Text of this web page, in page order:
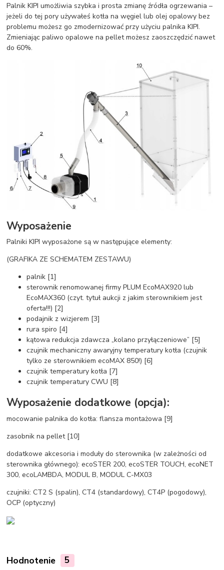
Palnik KIPI umożliwia szybka i prosta zmianę źródła ogrzewania –
jeżeli do tej pory używałeś kotła na węgiel lub olej opalowy bez
problemu możesz go zmodernizować przy użyciu palnika KIPI.
Zmieniając paliwo opalowe na pellet możesz zaoszczędzić nawet
do 60%.
Wyposażenie
Palniki KIPI wyposażone są w następujące elementy:
(GRAFIKA ZE SCHEMATEM ZESTAWU)
palnik [1]
sterownik renomowanej firmy PLUM EcoMAX920 lub
EcoMAX360 (czyt. tytuł aukcji z jakim sterownikiem jest
oferta!!!) [2]
podajnik z wizjerem [3]
rura spiro [4]
kątowa redukcja zdawcza „kolano przyłączeniowe” [5]
czujnik mechaniczny awaryjny temperatury kotła (czujnik
tylko ze sterownikiem ecoMAX 850!) [6]
czujnik temperatury kotła [7]
czujnik temperatury CWU [8]
Wyposażenie dodatkowe (opcja):
mocowanie palnika do kotła: flansza montażowa [9]
zasobnik na pellet [10]
dodatkowe akcesoria i moduły do sterownika (w zależności od
sterownika głównego): ecoSTER 200, ecoSTER TOUCH, ecoNET
300, ecoLAMBDA, MODUL B, MODUL C-MX03
czujniki: CT2 S (spalin), CT4 (standardowy), CT4P (pogodowy),
OCP (optyczny)
Hodnotenie 5